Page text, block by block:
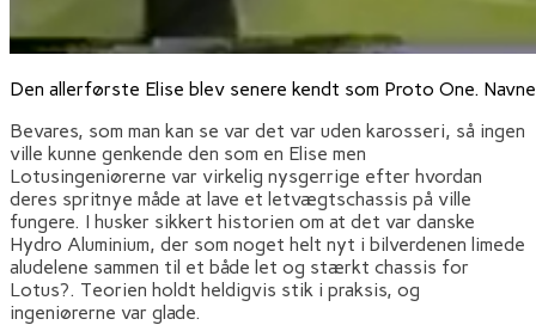
Den allerførste Elise blev senere kendt som Proto One.
Bevares, som man kan se var det var uden karosseri, så ingen
ville kunne genkende den som en Elise men
Lotusingeniørerne var virkelig nysgerrige efter hvordan
deres spritnye måde at lave et letvægtschassis på ville
fungere. I husker sikkert historien om at det var danske
Hydro Aluminium, der som noget helt nyt i bilverdenen limede
aludelene sammen til et både let og stærkt chassis for
Lotus?. Teorien holdt heldigvis stik i praksis, og
ingeniørerne var glade.